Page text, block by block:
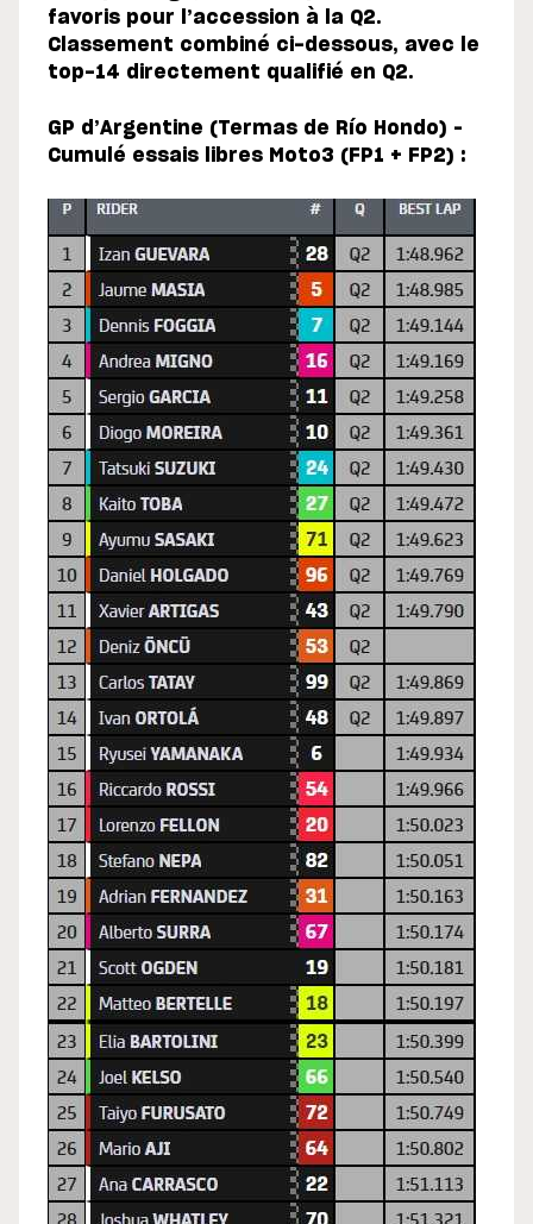
favoris pour l’accession à la Q2.
Classement combiné ci-dessous, avec le
top-14 directement qualifié en Q2.
GP d’Argentine (Termas de Río Hondo) –
Cumulé essais libres Moto3 (FP1 + FP2) :